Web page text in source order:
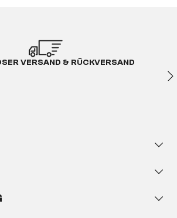
VERSAND & RÜCKVERSAND